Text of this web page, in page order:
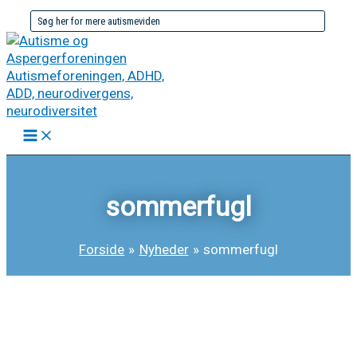
til
indholdet
Søg
efter:
sommerfugl
Forside Nyheder sommerfugl